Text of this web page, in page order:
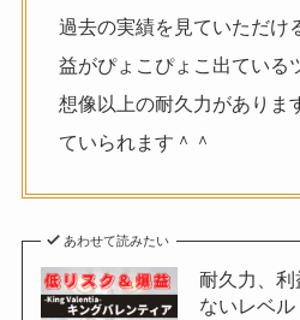
過去の実績を見ていただけ
益がぴょこぴょこ出ている
想像以上の耐久力がありま
ていられます＾＾
あわせて読みたい
耐久力、利
ないレベ